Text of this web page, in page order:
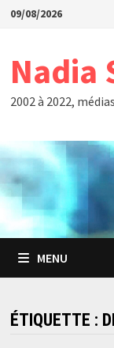
Passer
09/08/2026
Nadia
2002 à 2022,
MENU
ÉTIQUETTE :